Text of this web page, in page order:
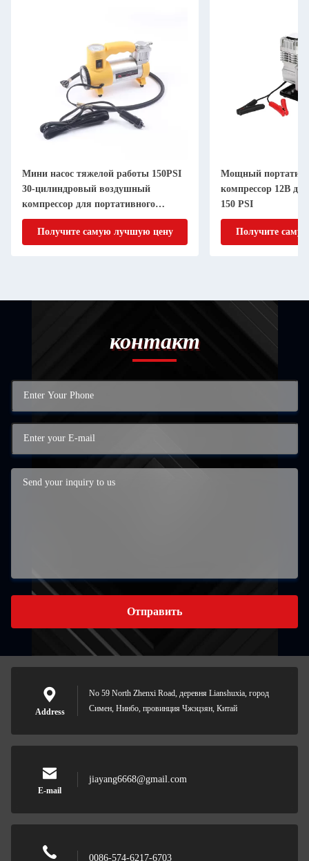
Мини насос тяжелой работы 150PSI
30-цилиндровый воздушный
компрессор для портативного
надувания
Получите самую лучшую цену
Мощный
компрессор 12В
150 PSI
Получите
контакт
Отправить
Address
No 59 North Zhenxi Road, деревня Lianshuxia, город
Симен, Нинбо, провинция Чжэцзян, Китай
E-mail
jiayang6668@gmail.com
0086-574-6217-6703